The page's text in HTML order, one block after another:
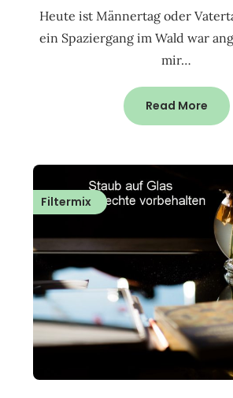
Heute ist Männertag oder
ein Spaziergang im Wald war
mir…
Read More
Filtermix